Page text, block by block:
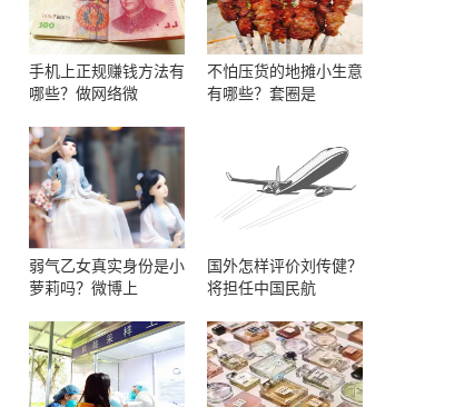
手机上正规赚钱方法有
哪些？做网络微
不怕压货的地摊小生意
有哪些？套圈是
弱气乙女真实身份是小
萝莉吗？微博上
国外怎样评价刘传健？
将担任中国民航